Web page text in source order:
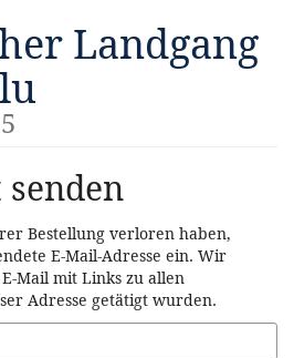
Landgang
Bestellung verloren haben,
E-Mail-Adresse ein. Wir
Mail mit Links zu allen
Adresse getätigt wurden.